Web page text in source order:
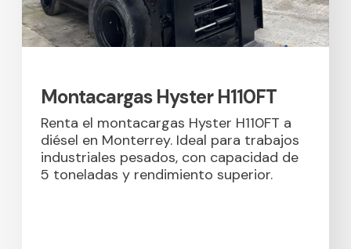
Montacargas Hyster H110FT
Renta el montacargas Hyster H110FT a
diésel en Monterrey. Ideal para trabajos
industriales pesados, con capacidad de
5 toneladas y rendimiento superior.